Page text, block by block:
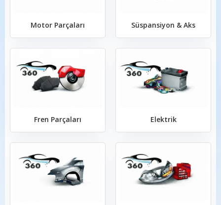
Motor Parçaları Süspansiyon & Aks
Fren Parçaları Elektrik